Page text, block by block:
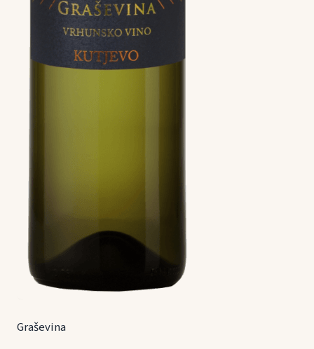
Graševina